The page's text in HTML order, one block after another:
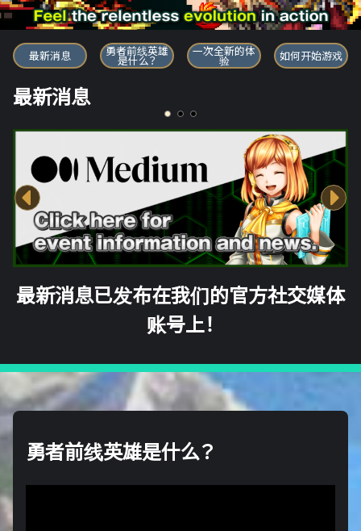
勇者前线英雄
最新消息 勇者前线英雄
是什么？
一次全新的体
验 如何开始游戏
最新消息
最新消息已发布在我们的官方社交媒体
账号上！
勇者前线英雄是什么？